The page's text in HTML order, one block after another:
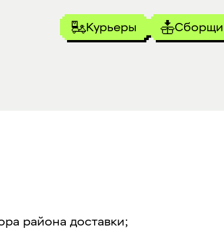
Курьеры
района доставки;